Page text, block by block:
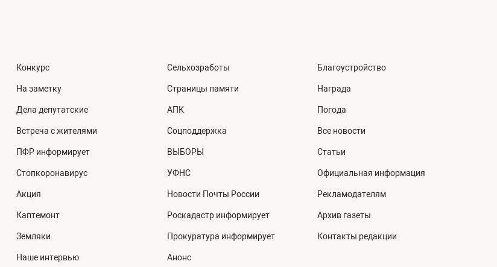
Конкурс
На заметку
Дела депутатские
Встреча с жителями
ПФР информирует
Стопкоронавирус
Акция
Каптемонт
Земляки
Наше интервью
Сельхозработы
Страницы памяти
АПК
Соцподдержка
ВЫБОРЫ
УФНС
Новости Почты России
Роскадастр информирует
Прокуратура информирует
Анонс
Благоустройство
Награда
Погода
Все новости
Статьи
Официальная информация
Рекламодателям
Архив газеты
Контакты редакции